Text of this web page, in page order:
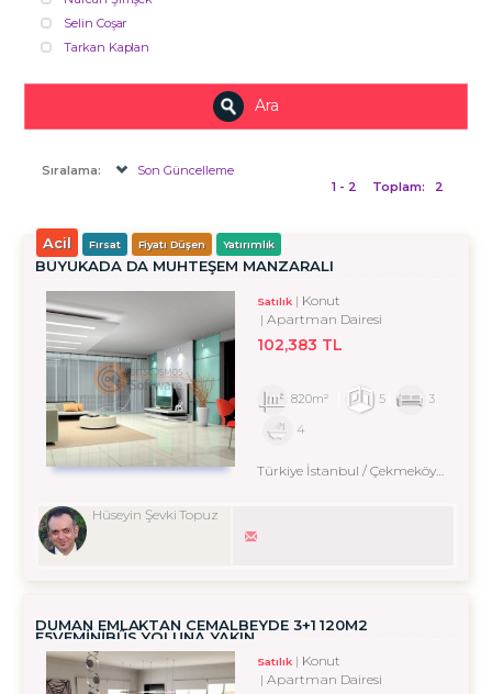
Selin Coşar
Tarkan Kaplan
Ara
Sıralama:
Son Güncelleme
1 - 2
Toplam: 2
Acil Fırsat Fiyatı Düşen Yatırımlık
BÜYÜKADA DA MUHTEŞEM MANZARALI
Satılık
Konut
Apartman Dairesi
102,383 TL
820m² 5
3
4
Türkiye İstanbul / Çekmeköy
/
Hüseyin Şevki Topuz
DUMAN EMLAKTAN CEMALBEYDE 3+1 120M2
E5VEMINIBÜS YOLUNA YAKIN
Satılık
Konut
Apartman Dairesi